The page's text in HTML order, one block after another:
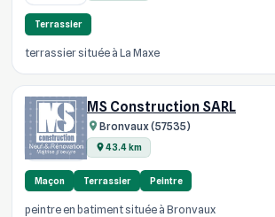
Terrassier
terrassier située à La Maxe
MS Construction SARL
Bronvaux (57535)
43.4 km
Maçon Terrassier Peintre
peintre en batiment située à Bronvaux